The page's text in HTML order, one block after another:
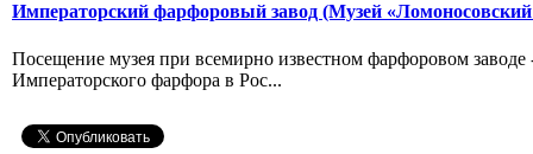
Императорский фарфоровый завод (Музей
Посещение музея при всемирно известном фарфоровом
Императорского фарфора в Рос...